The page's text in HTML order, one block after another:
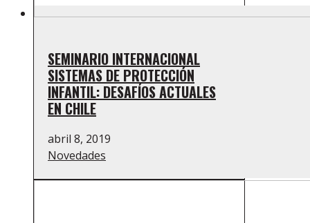
SEMINARIO INTERNACIONAL
SISTEMAS DE PROTECCIÓN
INFANTIL: DESAFÍOS ACTUALES
EN CHILE
abril 8, 2019
Novedades